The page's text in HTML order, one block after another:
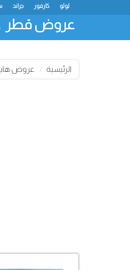
جراند كارفور لولو
عروض قطر
الرئيسية عروض